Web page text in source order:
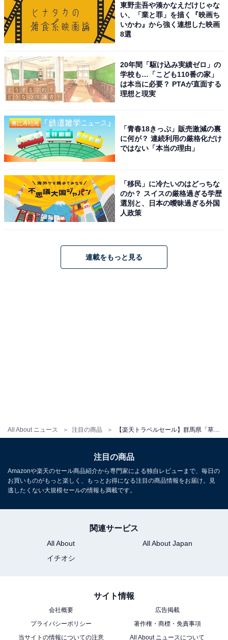
All About ニュース 注目の商品
東野圭吾や湊かなえだけじゃな
い、「業と罪」を描く『映画ち
いかわ』から強く連想した映画
8選
20年間「駆け込み実績ゼロ」の
学校も…「こども110番の家」
は本当に必要？ PTAが直面する
理想と現実
「青春18きっぷ」販売激減の裏
に何が？ 連続利用の厳格化だけ
ではない「本当の理由」
「移民」に冷たいのはどっちな
のか？ スイスの厳格過ぎる学歴
選別と、日本の曖昧過ぎる外国
人政策
連載をもっと見る
注目の商品
Amazonや楽天のセール商品紹介から専門家による独自レビューまで、毎日の
お買いものがもっと楽しく、もっとお得になる注目の商品情報をお届け。見
逃したくない大規模セールの情報も満載です。
関連サービス
All About
All About Japan
イチオシ
サイト情報
会社概要
広告掲載
プライバシーポリシー
著作権・商標・免責事項
当サイトの情報についての注意
All About ニュースについて